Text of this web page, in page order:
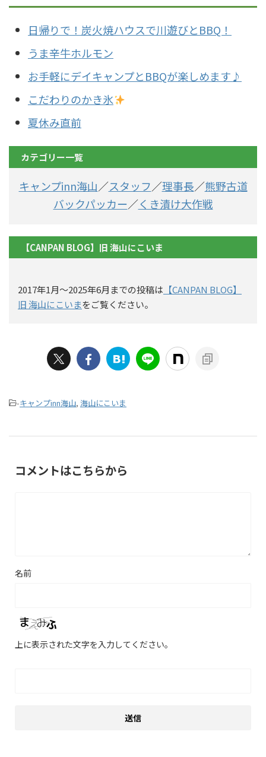
日帰りで！炭火焼ハウスで川遊びとBBQ！
うま辛牛ホルモン
お手軽にデイキャンプとBBQが楽しめます♪
こだわりのかき氷
夏休み直前
カテゴリー一覧
キャンプinn海山／スタッフ／理事長／熊野古道
バックパッカー／くき漬け大作戦
【CANPAN BLOG】旧 海山にこいま
2017年1月〜2025年6月までの投稿は 【CANPAN BLOG】
旧 海山にこいまをご覧ください。
-キャンプinn海山, 海山にこいま
コメントはこちらから
名前
上に表示された文字を入力してください。